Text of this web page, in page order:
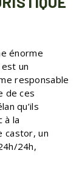
énorme
un
responsable
de ces
qu’ils
à la
castor, un
24h,